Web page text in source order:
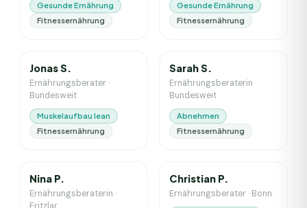
Gesunde Ernährung
Fitnessernährung
Gesunde Ernährung
Fitnessernährung
Jonas S.
Ernährungsberater ·
Bundesweit
Muskelaufbau lean
Fitnessernährung
Sarah S.
Ernährungsberaterin ·
Bundesweit
Abnehmen
Fitnessernährung
Nina P.
Ernährungsberaterin ·
Christian P.
Ernährungsberater · Bonn